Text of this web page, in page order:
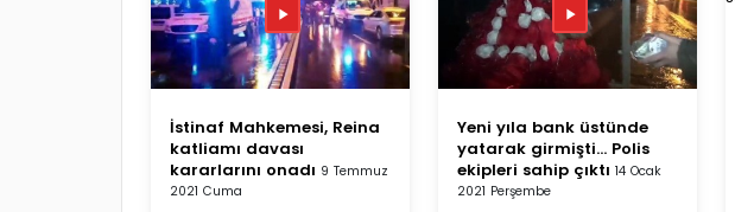
İstinaf Mahkemesi, Reina
katliamı davası
kararlarını onadı 9 Temmuz
2021 Cuma
Yeni yıla bank üstünde
yatarak girmişti... Polis
ekipleri sahip çıktı 14 Ocak
2021 Perşembe